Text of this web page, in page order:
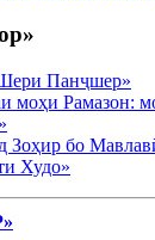
Панҷшер»
моҳи Рамазон:
Зоҳир бо
Худо»